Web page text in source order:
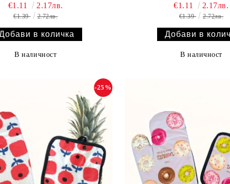
€1.11 2.17лв.
€1.39 2.72лв.
В наличност
€1.11 2.17лв.
€1.39 2.72лв.
В наличност
-25%